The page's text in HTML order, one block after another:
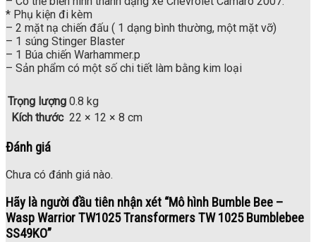
* Phụ kiện đi kèm
– 2 mặt nạ chiến đấu ( 1 dạng bình thường, một mặt vỡ)
– 1 súng Stinger Blaster
– 1 Búa chiến Warhammer.p
– Sản phẩm có một số chi tiết làm bằng kim loại
Trọng lượng 0.8 kg
Kích thước 22 × 12 × 8 cm
Đánh giá
Chưa có đánh giá nào.
Hãy là người đầu tiên nhận xét “Mô hình Bumble Bee –
Wasp Warrior TW1025 Transformers TW 1025 Bumblebee
SS49KO”